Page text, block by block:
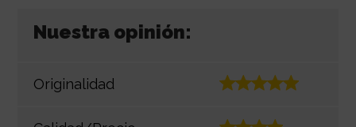
Nuestra opinión:
Originalidad